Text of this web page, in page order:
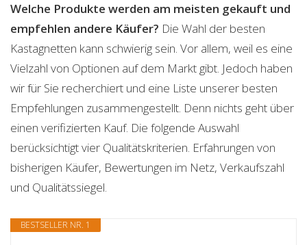
Welche Produkte werden am meisten gekauft und
empfehlen andere Käufer? Die Wahl der besten
Kastagnetten kann schwierig sein. Vor allem, weil es eine
Vielzahl von Optionen auf dem Markt gibt. Jedoch haben
wir für Sie recherchiert und eine Liste unserer besten
Empfehlungen zusammengestellt. Denn nichts geht über
einen verifizierten Kauf. Die folgende Auswahl
berücksichtigt vier Qualitätskriterien. Erfahrungen von
bisherigen Käufer, Bewertungen im Netz, Verkaufszahl
und Qualitätssiegel.
BESTSELLER NR. 1